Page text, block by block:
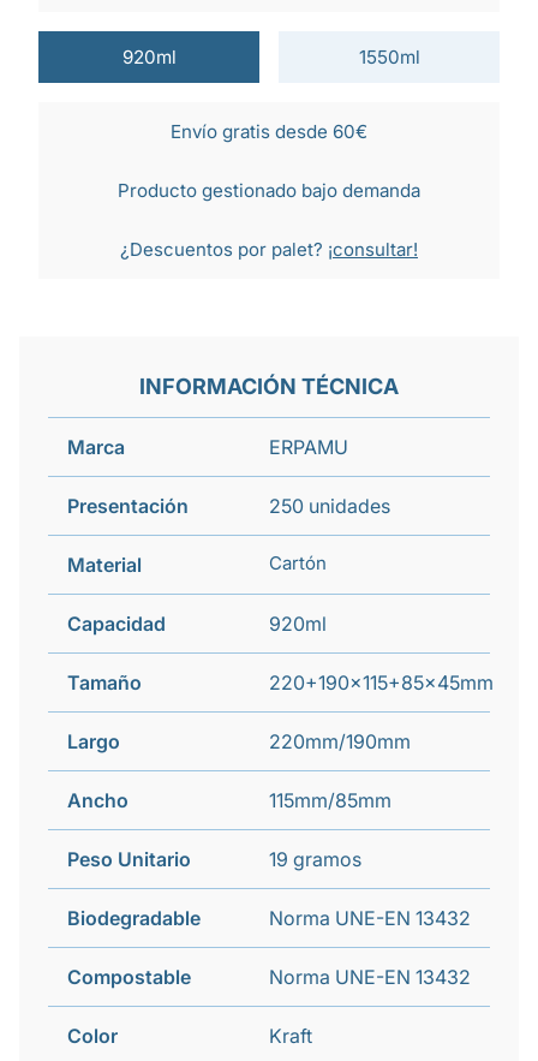
920ml 1550ml
Envío gratis desde 60€
Producto gestionado bajo demanda
¿Descuentos por palet? ¡consultar!
INFORMACIÓN TÉCNICA
Marca ERPAMU
Presentación 250 unidades
Material Cartón
Capacidad 920ml
Tamaño 220+190x115+85x45mm
Largo 220mm/190mm
Ancho 115mm/85mm
Peso Unitario 19 gramos
Biodegradable Norma UNE-EN 13432
Compostable Norma UNE-EN 13432
Color Kraft